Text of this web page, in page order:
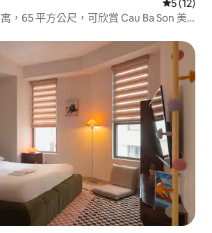
從 12 則
5 (12)
，65 平方公尺，可欣賞 Cau Ba Son 美